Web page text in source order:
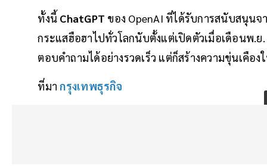
ทั้งนี้ ChatGPT ของ OpenAI ที่ได้รับการสนับสนุน
กระแสฮือฮาไปทั่วโลกนับตั้งแต่เปิดตัวเมื่อเดือนพ.
ตอบคำถามได้อย่างรวดเร็ว แต่ก็สร้างความขุ่นเคื
ที่มากรุงเทพธุรกิจ